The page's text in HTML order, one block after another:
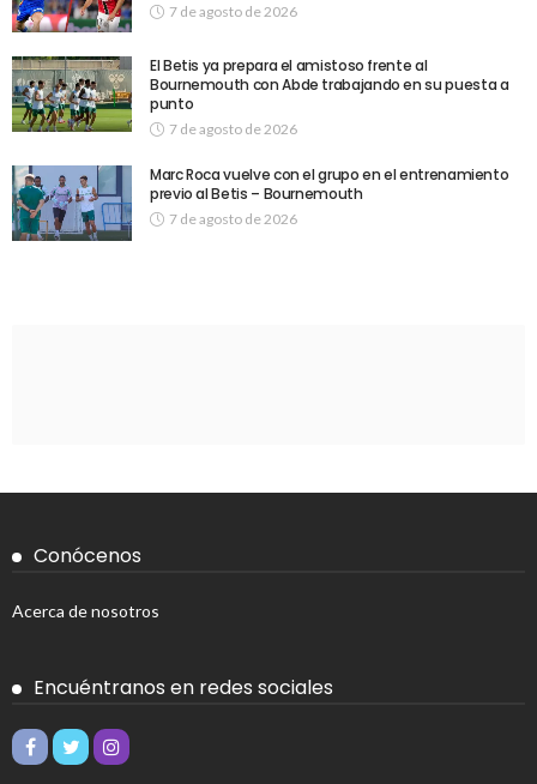
7 de agosto de 2026
El Betis ya prepara el amistoso frente al
Bournemouth con Abde trabajando en su puesta a
punto
7 de agosto de 2026
Marc Roca vuelve con el grupo en el entrenamiento
previo al Betis – Bournemouth
7 de agosto de 2026
Conócenos
Acerca de nosotros
Encuéntranos en redes sociales